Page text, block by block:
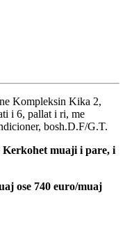
Kompleksin Kika 2,
i 6, pallat i ri, me
bosh.D.F/G.T.
Kerkohet muaji i pare, i
ose 740 euro/muaj